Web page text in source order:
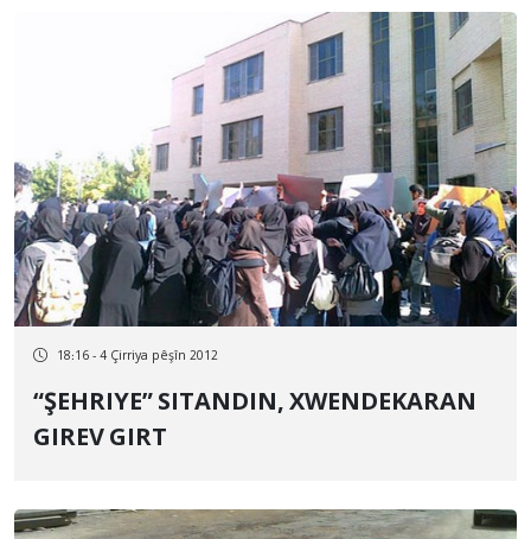
18:16 - 4 Çirriya pêşîn 2012
“ŞEHRIYE” SITANDIN, XWENDEKARAN
GIREV GIRT